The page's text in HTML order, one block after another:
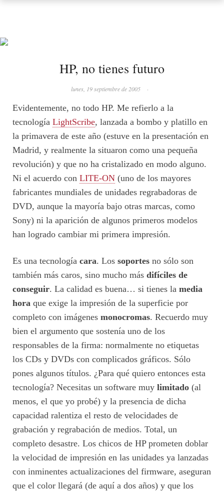
HP, no tienes futuro
lunes, 19 septiembre de 2005 ·
Evidentemente, no todo HP. Me refierlo a la
tecnología LightScribe, lanzada a bombo y platillo en
la primavera de este año (estuve en la presentación en
Madrid, y realmente la situaron como una pequeña
revolución) y que no ha cristalizado en modo alguno.
Ni el acuerdo con LITE-ON (uno de los mayores
fabricantes mundiales de unidades regrabadoras de
DVD, aunque la mayoría bajo otras marcas, como
Sony) ni la aparición de algunos primeros modelos
han logrado cambiar mi primera impresión.
Es una tecnología cara. Los soportes no sólo son
también más caros, sino mucho más difíciles de
conseguir. La calidad es buena… si tienes la media
hora que exige la impresión de la superficie por
completo con imágenes monocromas. Recuerdo muy
bien el argumento que sostenía uno de los
responsables de la firma: normalmente no etiquetas
los CDs y DVDs con complicados gráficos. Sólo
pones algunos títulos. ¿Para qué quiero entonces esta
tecnología? Necesitas un software muy limitado (al
menos, el que yo probé) y la presencia de dicha
capacidad ralentiza el resto de velocidades de
grabación y regrabación de medios. Total, un
completo desastre. Los chicos de HP prometen doblar
la velocidad de impresión en las unidades ya lanzadas
con inminentes actualizaciones del firmware, aseguran
que el color llegará (de aquí a dos años) y que los